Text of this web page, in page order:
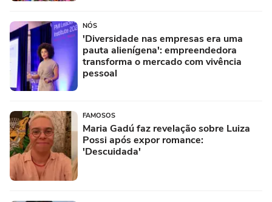
NÓS
'Diversidade nas empresas era uma
pauta alienígena': empreendedora
transforma o mercado com vivência
pessoal
FAMOSOS
Maria Gadú faz revelação sobre Luiza
Possi após expor romance:
'Descuidada'